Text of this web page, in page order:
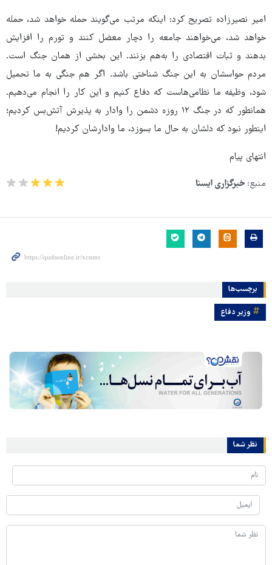
امیر نصیرزاده تصریح کرد: اینکه مرتب می‌گویند حمله خواهد شد، حمله
خواهد شد، می‌خواهند جامعه را دچار معضل کنند و تورم را افزایش
بدهند و ثبات اقتصادی را به‌هم بزنند. این بخشی از همان جنگ است.
مردم حواسشان به این جنگ شناختی باشد. اگر هم جنگی به ما تحمیل
شود، وظیفه ما نظامی‌هاست که دفاع کنیم و این کار را انجام می‌دهیم.
همانطور که در جنگ ۱۲ روزه دشمن را وادار به پذیرش آتش‌بس کردیم؛
اینطور نبود که دلشان به حال ما بسوزد، ما وادارشان کردیم!
انتهای پیام
منبع: خبرگزاری ایسنا
برچسب‌ها
وزیر دفاع
نظر شما